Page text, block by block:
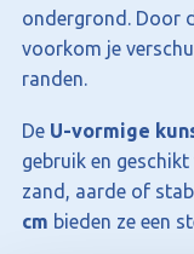
ondergrond. Door
voorkom je
randen.
De U-vormige
gebruik en
zand, aarde of
cm bieden ze een